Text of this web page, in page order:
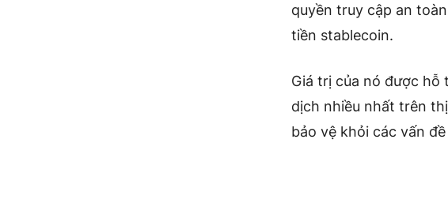
quyền truy cập an
tiền stablecoin.
Giá trị của nó được hỗ
dịch nhiều nhất trên
bảo vệ khỏi các vấn